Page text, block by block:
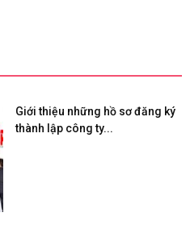
Giới thiệu những hồ sơ đăng ký
thành lập công ty...